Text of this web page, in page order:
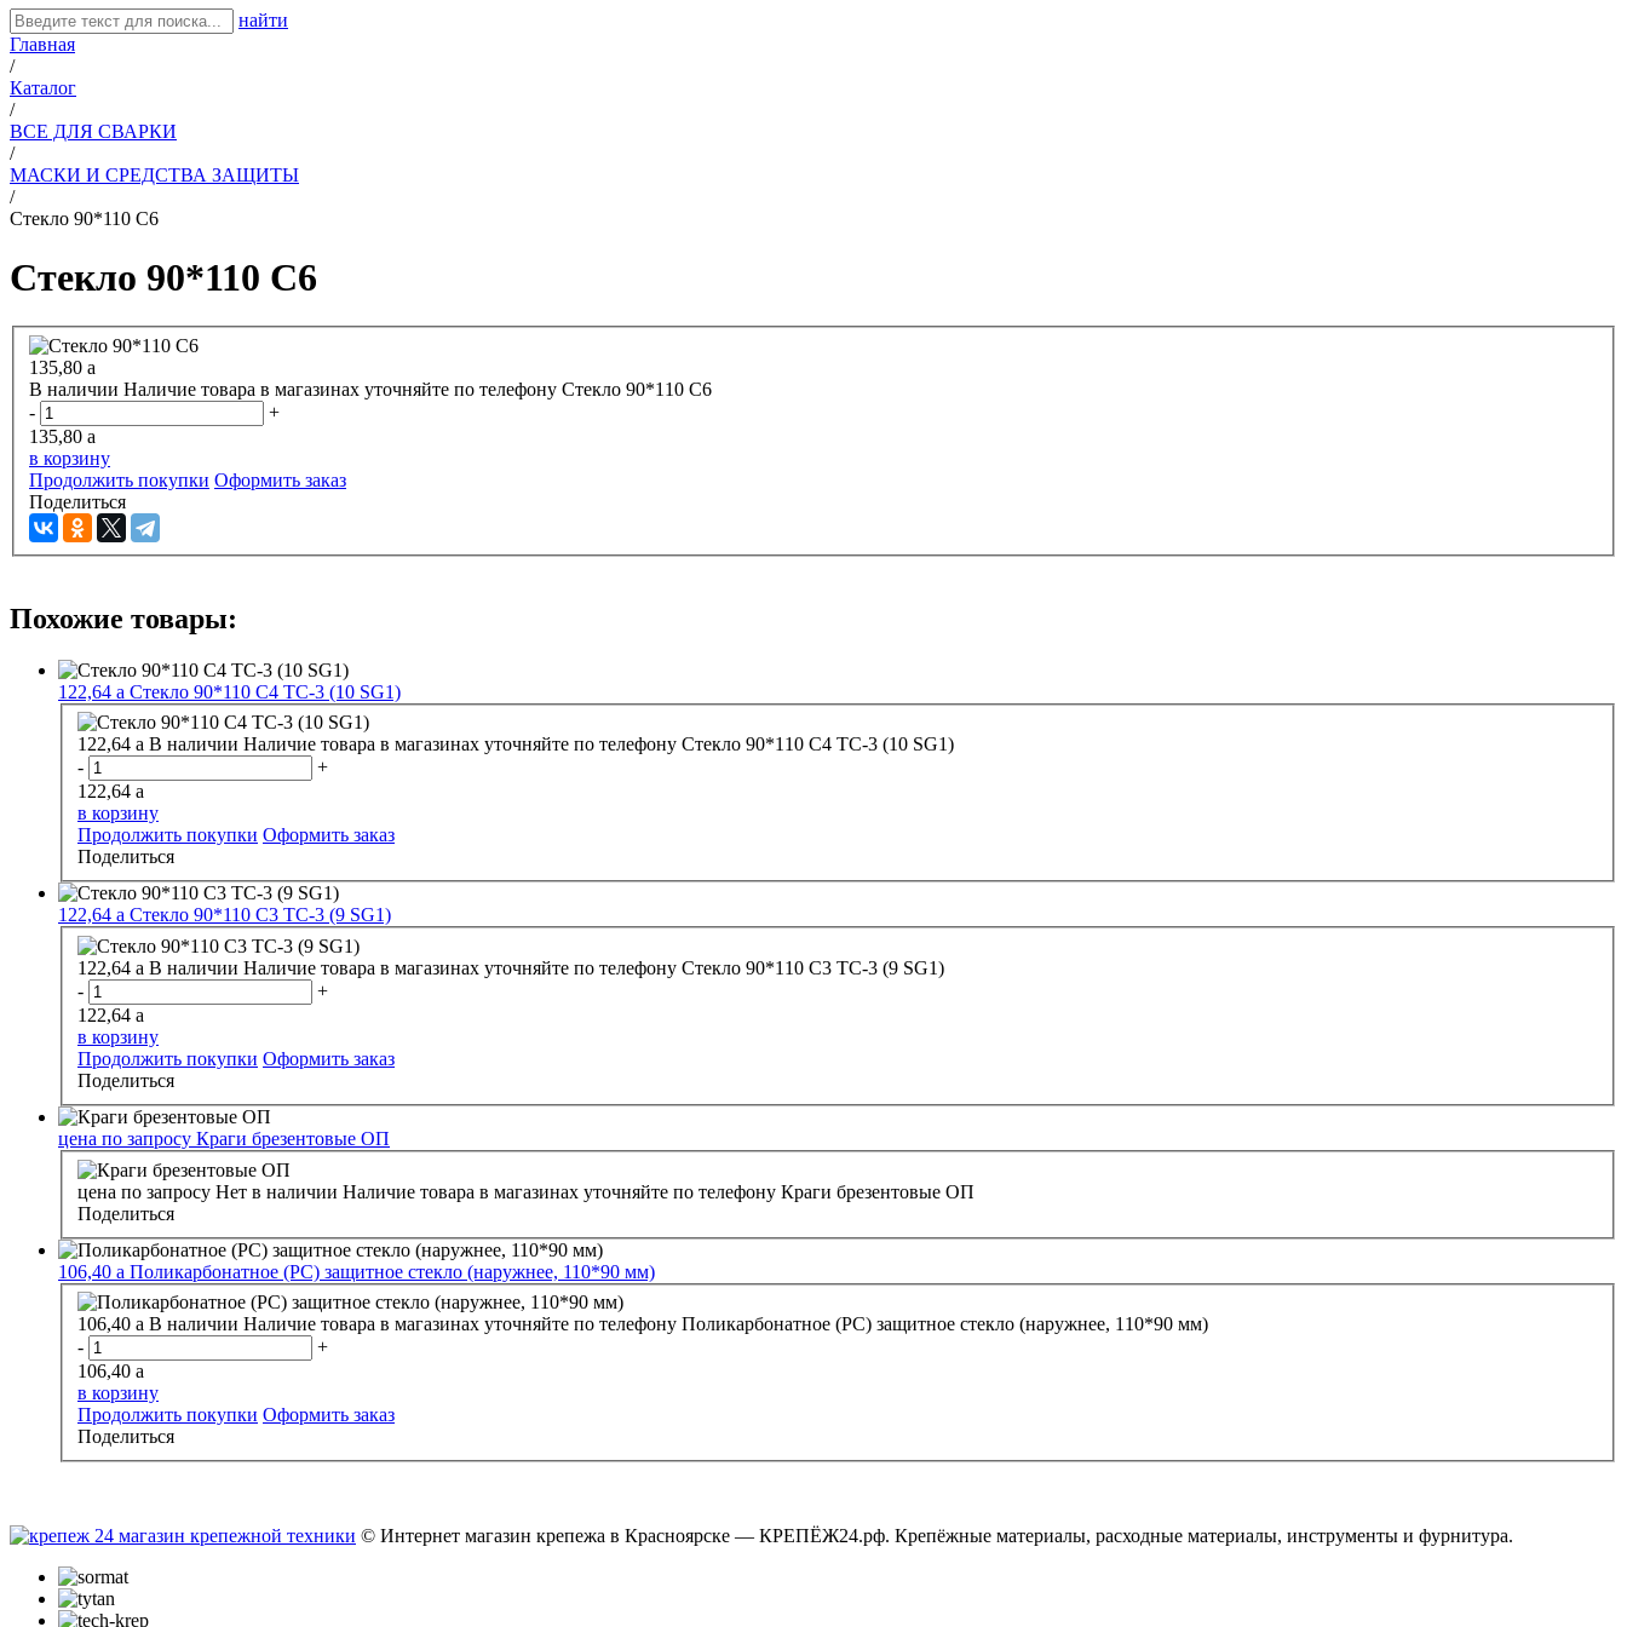
найти
Главная
/
Каталог
/
ВСЕ ДЛЯ СВАРКИ
/
МАСКИ И СРЕДСТВА ЗАЩИТЫ
/
Стекло 90*110 С6
Стекло 90*110 С6
135,80 a
В наличии Наличие товара в магазинах уточняйте по телефону Стекло 90*110 С6
-
+
135,80 a
в корзину
Продолжить покупки Оформить заказ
Поделиться
Похожие товары:
122,64 a Стекло 90*110 С4 ТС-3 (10 SG1)
122,64 a В наличии Наличие товара в магазинах уточняйте по телефону Стекло 90*110 С4 ТС-3 (10 SG1)
-
+
122,64 a
в корзину
Продолжить покупки Оформить заказ
Поделиться
122,64 a Стекло 90*110 С3 ТС-3 (9 SG1)
122,64 a В наличии Наличие товара в магазинах уточняйте по телефону Стекло 90*110 С3 ТС-3 (9 SG1)
-
+
122,64 a
в корзину
Продолжить покупки Оформить заказ
Поделиться
цена по запросу Краги брезентовые ОП
цена по запросу Нет в наличии Наличие товара в магазинах уточняйте по телефону Краги брезентовые ОП
Поделиться
106,40 a Поликарбонатное (РС) защитное стекло (наружнее, 110*90 мм)
106,40 a В наличии Наличие товара в магазинах уточняйте по телефону Поликарбонатное (РС) защитное стекло (наружнее, 110*90 мм)
-
+
106,40 a
в корзину
Продолжить покупки Оформить заказ
Поделиться
© Интернет магазин крепежа в Красноярске — КРЕПЁЖ24.рф. Крепёжные материалы, расходные материалы, инструменты и фурнитура.